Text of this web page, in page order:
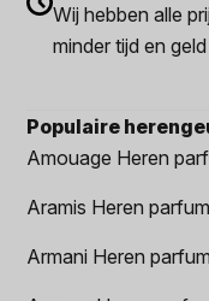
Wij hebben alle
minder tijd en
Populaire
Amouage Heren
Aramis Heren parfum
Armani Heren parfum